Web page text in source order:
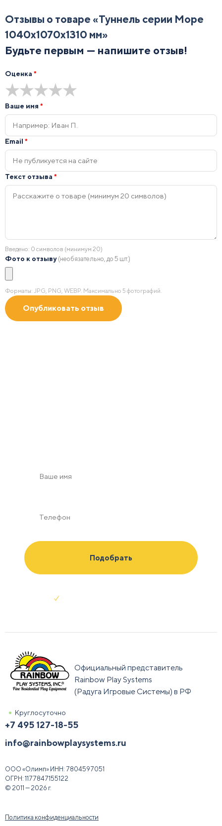
Отзывы о товаре «Туннель серии Море
1040х1070х1310 мм»
Будьте первым — напишите отзыв!
Оценка *
★
★
★
★
★
Ваше имя *
Email *
Текст отзыва *
Введено: 0 символов (минимум 20)
Фото к отзыву (необязательно, до 5 шт.)
Форматы: JPG, PNG, WEBP. Максимально 5 фотографий.
Официальный представитель
Rainbow Play Systems
(Радуга Игровые Системы) в РФ
Круглосуточно
+7 495 127-18-55
info@rainbowplaysystems.ru
ООО «Олимп» ИНН: 7804597051
ОГРН: 1177847155122
© 2011 — 2026 г.
Политика конфиденциальности